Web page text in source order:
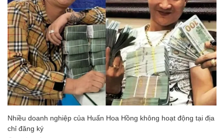
Nhiều doanh nghiệp của Huấn Hoa Hồng không hoạt động tại địa
chỉ đăng ký